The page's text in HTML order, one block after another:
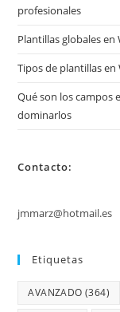
profesionales
Plantillas globales
Tipos de plantillas en
Qué son los campos
dominarlos
Contacto:
jmmarz@hotmail.es
Etiquetas
AVANZADO (364)